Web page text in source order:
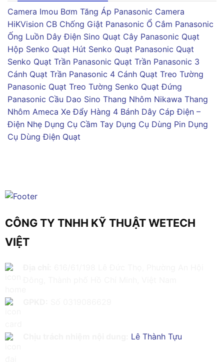
Camera Imou Bơm Tăng Áp Panasonic Camera
HiKVision CB Chống Giật Panasonic Ổ Cắm Panasonic
Ống Luồn Dây Điện Sino Quạt Cây Panasonic Quạt
Hộp Senko Quạt Hút Senko Quạt Panasonic Quạt
Senko Quạt Trần Panasonic Quạt Trần Panasonic 3
Cánh Quạt Trần Panasonic 4 Cánh Quạt Treo Tường
Panasonic Quạt Treo Tường Senko Quạt Đứng
Panasonic Cầu Dao Sino Thang Nhôm Nikawa Thang
Nhôm Ameca Xe Đẩy Hàng 4 Bánh Dây Cáp Điện –
Điện Nhẹ Dụng Cụ Cầm Tay Dụng Cụ Dùng Pin Dụng
Cụ Dùng Điện Quạt
CÔNG TY TNHH KỸ THUẬT WETECH
VIỆT
Lê Thành Tựu